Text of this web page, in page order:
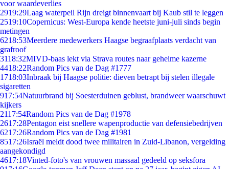
voor waardeverlies
2919:29Laag waterpeil Rijn dreigt binnenvaart bij Kaub stil te leggen
2519:10Copernicus: West-Europa kende heetste juni-juli sinds begin
metingen
6218:53Meerdere medewerkers Haagse begraafplaats verdacht van
grafroof
3118:32MIVD-baas lekt via Strava routes naar geheime kazerne
4418:22Random Pics van de Dag #1777
1718:03Inbraak bij Haagse politie: dieven betrapt bij stelen illegale
sigaretten
917:54Natuurbrand bij Soesterduinen geblust, brandweer waarschuwt
kijkers
2117:54Random Pics van de Dag #1978
2617:28Pentagon eist snellere wapenproductie van defensiebedrijven
6217:26Random Pics van de Dag #1981
8517:26Israël meldt dood twee militairen in Zuid-Libanon, vergelding
aangekondigd
4617:18Vinted-foto's van vrouwen massaal gedeeld op seksfora